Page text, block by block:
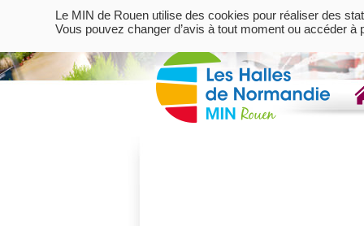
Le MIN de Rouen utilise des cookies pour réaliser des
Vous pouvez changer d’avis à tout moment ou accéder à